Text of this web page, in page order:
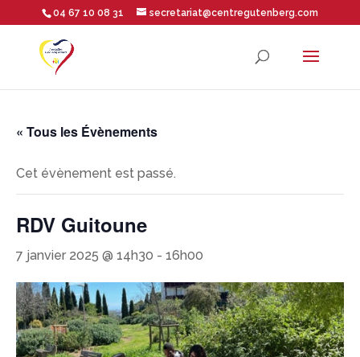
Ouvrir la barre d’outils
04 67 10 08 31 secretariat@centregutenberg.com
« Tous les Évènements
Cet évènement est passé.
RDV Guitoune
7 janvier 2025 @ 14h30 - 16h00